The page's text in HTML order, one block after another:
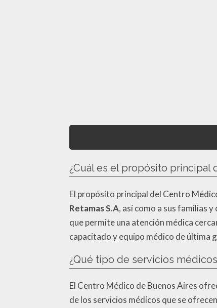
¿Cuál es el propósito principal
El propósito principal del Centro
Retamas S.A, así como a sus familias
que permite una atención médica
capacitado y equipo médico de última
¿Qué tipo de servicios
El Centro Médico de Buenos Aires
de los servicios médicos que se